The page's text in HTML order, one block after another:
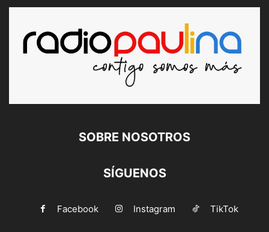
SOBRE NOSOTROS
SÍGUENOS
Facebook Instagram TikTok